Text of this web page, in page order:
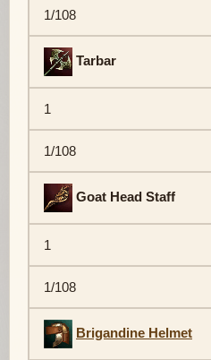
1/108
Tarbar
1
1/108
Goat Head Staff
1
1/108
Brigandine Helmet